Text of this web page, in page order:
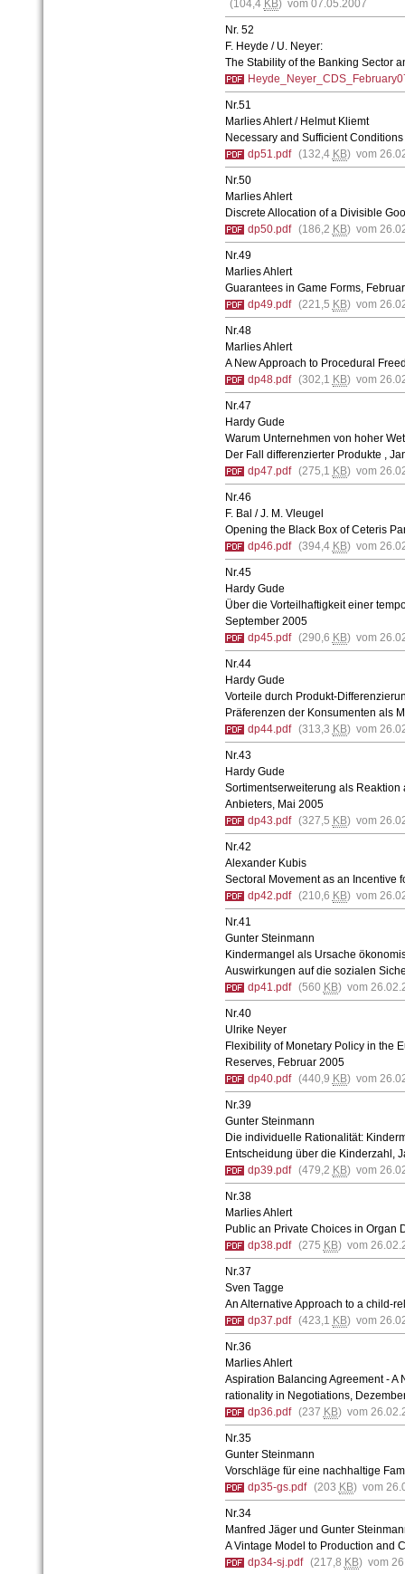
(104,4 KB) vom 07.05.2007
Nr. 52
F. Heyde / U. Neyer:
The Stability of the Banking Sector
Nr.51
Marlies Ahlert / Helmut Kliemt
Necessary and Sufficient
dp51.pdf (132,4 KB) vom
Nr.50
Marlies Ahlert
Discrete Allocation of a Divisible
dp50.pdf (186,2 KB) vom
Nr.49
Marlies Ahlert
Guarantees in Game Forms,
dp49.pdf (221,5 KB) vom
Nr.48
Marlies Ahlert
A New Approach to Procedural
dp48.pdf (302,1 KB) vom
Nr.47
Hardy Gude
Warum Unternehmen von hoher
Der Fall differenzierter Produkte ,
dp47.pdf (275,1 KB) vom
Nr.46
F. Bal / J. M. Vleugel
Opening the Black Box of Ceteris
dp46.pdf (394,4 KB) vom
Nr.45
Hardy Gude
Über die Vorteilhaftigkeit einer
September 2005
dp45.pdf (290,6 KB) vom
Nr.44
Hardy Gude
Vorteile durch Produkt-
Präferenzen der Konsumenten als
dp44.pdf (313,3 KB) vom
Nr.43
Hardy Gude
Sortimentserweiterung als
Anbieters, Mai 2005
dp43.pdf (327,5 KB) vom
Nr.42
Alexander Kubis
Sectoral Movement as an Incentive
dp42.pdf (210,6 KB) vom
Nr.41
Gunter Steinmann
Kindermangel als Ursache
Auswirkungen auf die sozialen
dp41.pdf (560 KB) vom
Nr.40
Ulrike Neyer
Flexibility of Monetary Policy in the
Reserves, Februar 2005
dp40.pdf (440,9 KB) vom
Nr.39
Gunter Steinmann
Die individuelle Rationalität:
Entscheidung über die Kinderzahl,
dp39.pdf (479,2 KB) vom
Nr.38
Marlies Ahlert
Public an Private Choices in Organ
dp38.pdf (275 KB) vom
Nr.37
Sven Tagge
An Alternative Approach to a child-
dp37.pdf (423,1 KB) vom
Nr.36
Marlies Ahlert
Aspiration Balancing Agreement - A
rationality in Negotiations,
dp36.pdf (237 KB) vom
Nr.35
Gunter Steinmann
Vorschläge für eine nachhaltige
dp35-gs.pdf (203 KB) vom
Nr.34
Manfred Jäger und Gunter
A Vintage Model to Production and
dp34-sj.pdf (217,8 KB) vom